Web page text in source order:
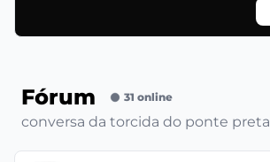
Fórum 31 online
conversa da torcida do ponte preta